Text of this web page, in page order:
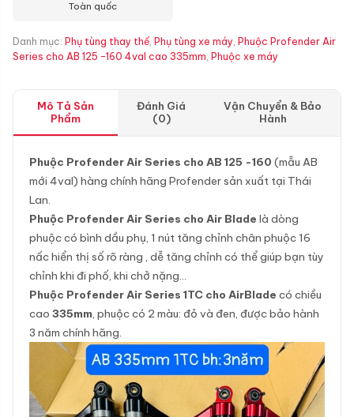
Toàn quốc
Danh mục: Phụ tùng thay thế, Phụ tùng xe máy, Phuộc Profender Air
Series cho AB 125 -160 4val cao 335mm, Phuộc xe máy
Mô Tả Sản
Phẩm
Đánh Giá
(0)
Vận Chuyển & Bảo
Hành
Phuộc Profender Air Series cho AB 125 -160 (mẫu AB
mới 4val) hàng chính hãng Profender sản xuất tại Thái
Lan.
Phuộc Profender Air Series cho Air Blade là dòng
phuộc có bình dầu phụ, 1 nút tăng chỉnh chân phuộc 16
nấc hiển thị số rõ ràng , dễ tăng chỉnh có thể giúp bạn tùy
chỉnh khi đi phố, khi chở nặng…
Phuộc Profender Air Series 1TC cho AirBlade có chiều
cao 335mm, phuộc có 2 màu: đỏ và đen, được bảo hành
3 năm chính hãng.